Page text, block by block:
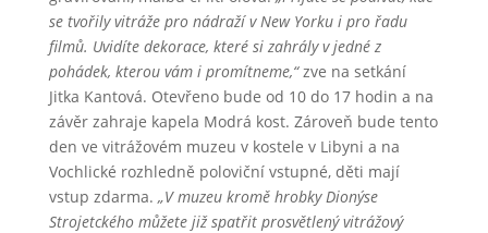
se tvořily vitráže pro nádraží v New Yorku i pro řadu
filmů. Uvidíte dekorace, které si zahrály v jedné z
pohádek, kterou vám i promítneme,“zve na setkání
Jitka Kantová. Otevřeno bude od 10 do 17 hodin a na
závěr zahraje kapela Modrá kost. Zároveň bude tento
den ve vitrážovém muzeu v kostele v Libyni a na
Vochlické rozhledně poloviční vstupné, děti mají
vstup zdarma. „V muzeu kromě hrobky Dionýse
Strojetckého můžete již spatřit prosvětlený vitrážový